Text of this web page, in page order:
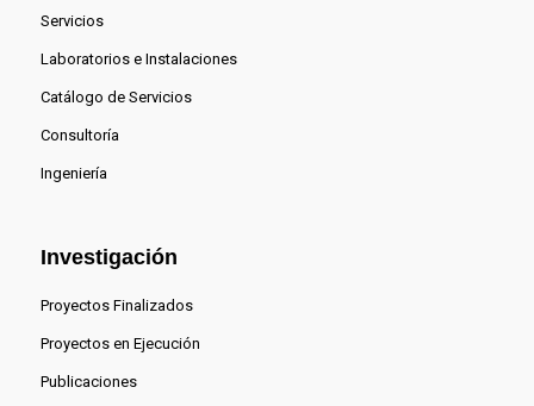
Servicios
Laboratorios e Instalaciones
Catálogo de Servicios
Consultoría
Ingeniería
Investigación
Proyectos Finalizados
Proyectos en Ejecución
Publicaciones